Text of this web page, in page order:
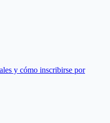
y cómo inscribirse por